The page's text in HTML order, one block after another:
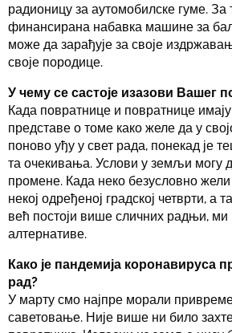
радионицу за аутомобилске гуме. За
финансирана набавка машине за
може да зарађује за своје
своје породице.
У чему се састоје изазови Вашег
Када повратнице и повратнице
представе о томе како желе да у
поново уђу у свет рада, понекад је
та очекивања. Услови у земљи могу
промене. Када неко безусловно
некој одређеној градској четврти, а
већ постоји више сличних радњи,
алтернативе.
Како је пандемија коронавируса
рад?
У марту смо најпре морали
саветовање. Није више ни било